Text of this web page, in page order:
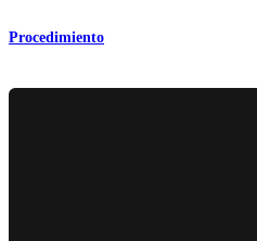
Procedimiento